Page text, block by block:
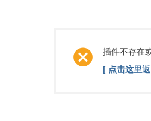
插件不存在
[ 点击这里